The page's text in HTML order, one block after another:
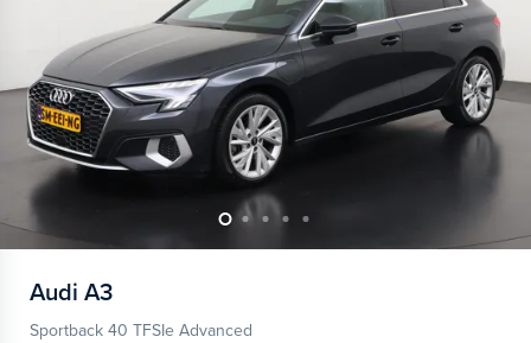
Audi A3
Sportback 40 TFSIe Advanced